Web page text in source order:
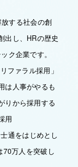
する社会の創
出し、HRの歴史
ク企業です。
ファラル採用」
は人事がやるも
りから採用する
用
通をはじめとし
万人を突破し